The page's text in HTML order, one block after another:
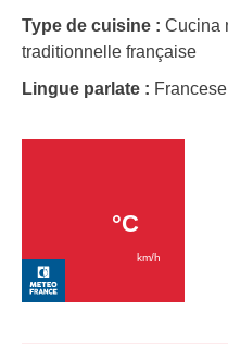
Type de cuisine : Cucina
traditionnelle française
Lingue parlate : Francese